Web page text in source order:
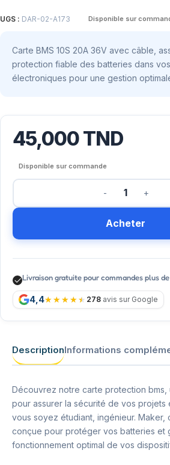
UGS : DAR-02-A173 Disponible sur
Carte BMS 10S 20A 36V avec câble,
protection fiable des batteries dans
électroniques pour une gestion
45,000TND
Disponible sur commande
Acheter
Livraison gratuite pour commandes plus
4,4 278 avis sur Google
DescriptionInformations
Découvrez notre carte protection bms,
pour assurer la sécurité de vos projets
vous soyez étudiant, ingénieur. Maker,
conçue pour protéger vos batteries et
fonctionnement optimal de vos